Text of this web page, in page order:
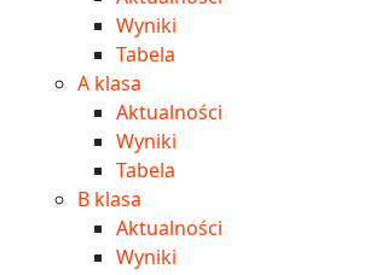
Wyniki
Tabela
A klasa
Aktualności
Wyniki
Tabela
B klasa
Aktualności
Wyniki